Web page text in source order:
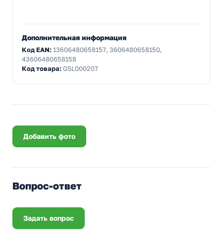
Дополнительная информация
Код EAN:13606480658157, 3606480658150,
43606480658158
Код товара:GSL000207
Добавить фото
Вопрос-ответ
Задать вопрос